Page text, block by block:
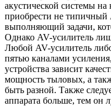
акустической системы
приобрести не типичный
выполняющий задачи,
Однако AV-усилитель
Любой AV-усилитель
пятью каналами
устройства зависит
мощность тыловых, а
быть разной. Также
аппарата больше, тем он